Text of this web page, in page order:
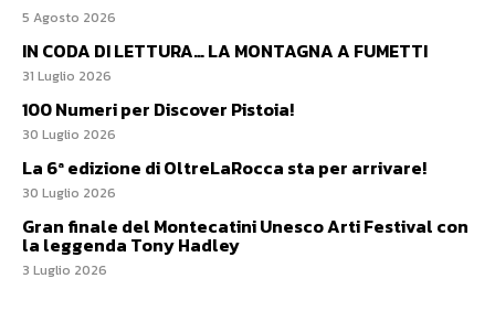
5 Agosto 2026
IN CODA DI LETTURA… LA MONTAGNA A FUMETTI
31 Luglio 2026
100 Numeri per Discover Pistoia!
30 Luglio 2026
La 6ª edizione di OltreLaRocca sta per arrivare!
30 Luglio 2026
Gran finale del Montecatini Unesco Arti Festival con
la leggenda Tony Hadley
3 Luglio 2026